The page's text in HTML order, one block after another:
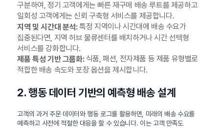
구분하여, 정기 고객에게는 빠른 재구매 배송 루트를 제공하고
일회성 고객에게는 신뢰 구축형 서비스를 제공합니다.
지역 및 시간대 분석:특정 지역이나 시간대에 배송 수요가
집중된다면, 지역 허브 물류센터를 배치하거나 시간 선택형
서비스를 강화합니다.
제품 특성 기반 그룹화:식품, 패션, 전자제품 등 제품 유형별로
적합한 배송 속도와 포장 옵션을 제시합니다.
2. 행동 데이터 기반의 예측형 배송 설계
고객의 과거 주문 데이터와 행동 로그를 활용하면, 미래의 배송 수요를
예측하고 사전에 적절한 대응을 할 수 있습니다. 이는 고객 만족도